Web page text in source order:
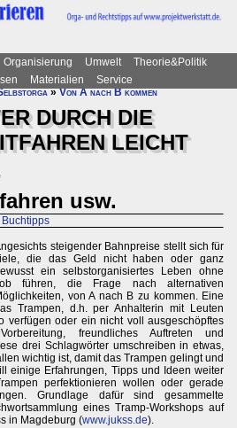
Organisierung Umwelt
Theorie&Politik
Materialien
Service
»Von A nach B kommen
DURCH DIE
LEICHT
usw.
Buchtipps
steigender Bahnpreise stellt sich für
die das Geld nicht haben oder ganz
ein selbstorganisiertes Leben ohne
führen, die Frage nach alternativen
von A nach B zu kommen. Eine
Trampen, d.h. per Anhalterin mit Leuten
verfügen oder ein nicht voll ausgeschöpftes
freundliches Auftreten und
drei Schlagwörter umschreiben in etwas,
wichtig ist, damit das Trampen gelingt und
einige Erfahrungen, Tipps und Ideen weiter
perfektionieren wollen oder gerade
Grundlage dafür sind gesammelte
eines Tramp-Workshops auf
in Magdeburg (www.jukss.de).